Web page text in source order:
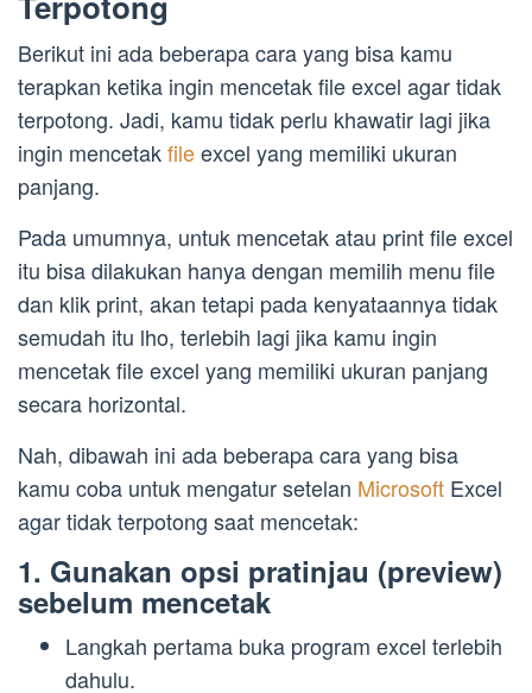
Berikut ini ada beberapa cara yang bisa kamu
terapkan ketika ingin mencetak file excel agar tidak
terpotong. Jadi, kamu tidak perlu khawatir lagi jika
ingin mencetakfileexcel yang memiliki ukuran
panjang.
Pada umumnya, untuk mencetak atau print file excel
itu bisa dilakukan hanya dengan memilih menu file
dan klik print, akan tetapi pada kenyataannya tidak
semudah itu lho, terlebih lagi jika kamu ingin
mencetak file excel yang memiliki ukuran panjang
secara horizontal.
Nah, dibawah ini ada beberapa cara yang bisa
kamu coba untuk mengatur setelan Microsoft Excel
agar tidak terpotong saat mencetak:
1. Gunakan opsi pratinjau (preview)
sebelum mencetak
Langkah pertama buka program excel terlebih
dahulu.